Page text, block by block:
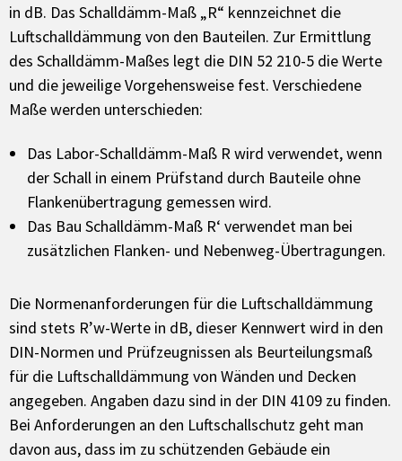
in dB. Das Schalldämm-Maß „R“ kennzeichnet die
Luftschalldämmung von den Bauteilen. Zur Ermittlung
des Schalldämm-Maßes legt die DIN 52 210-5 die Werte
und die jeweilige Vorgehensweise fest. Verschiedene
Maße werden unterschieden:
Das Labor-Schalldämm-Maß R wird verwendet, wenn
der Schall in einem Prüfstand durch Bauteile ohne
Flankenübertragung gemessen wird.
Das Bau Schalldämm-Maß R‘ verwendet man bei
zusätzlichen Flanken- und Nebenweg-Übertragungen.
Die Normenanforderungen für die Luftschalldämmung
sind stets R’w-Werte in dB, dieser Kennwert wird in den
DIN-Normen und Prüfzeugnissen als Beurteilungsmaß
für die Luftschalldämmung von Wänden und Decken
angegeben. Angaben dazu sind in der DIN 4109 zu finden.
Bei Anforderungen an den Luftschallschutz geht man
davon aus, dass im zu schützenden Gebäude ein